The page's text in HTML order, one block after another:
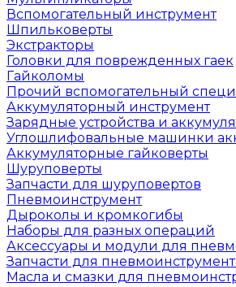
Вспомогательный инструмент
Шпильковерты
Экстракторы
Головки для поврежденных гаек
Гайколомы
Прочий вспомогательный
Аккумуляторный инструмент
Зарядные устройства и
Углошлифовальные машинки
Аккумуляторные гайковерты
Шуруповерты
Запчасти для шуруповертов
Пневмоинструмент
Дыроколы и кромкогибы
Наборы для разных операций
Аксессуары и модули для
Запчасти для
Масла и смазки для